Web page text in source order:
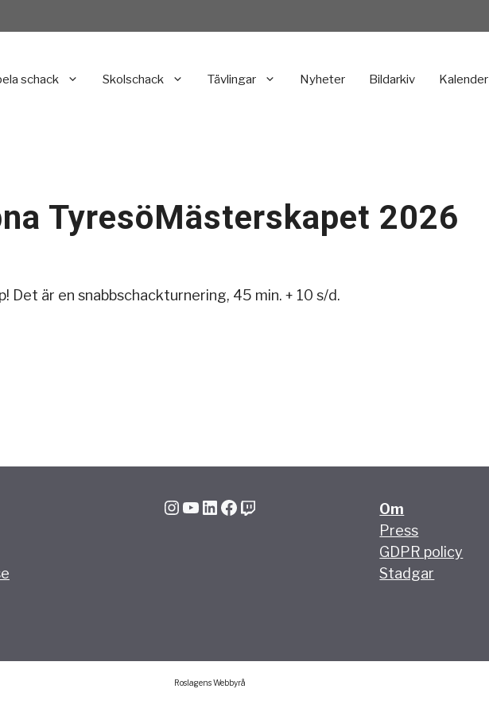
schack Skolschack Tävlingar Nyheter Bildarkiv Kalender
TyresöMästerskapet 2026
Det är en snabbschackturnering, 45 min. + 10 s/d.
InstagramYouTube LinkedIn Facebook Twitch
Om
Press
GDPR policy
Stadgar
Roslagens Webbyrå